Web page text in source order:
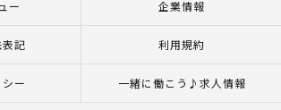
ー 企業情報
記 利用規約
ー 一緒に働こう♪求人情報